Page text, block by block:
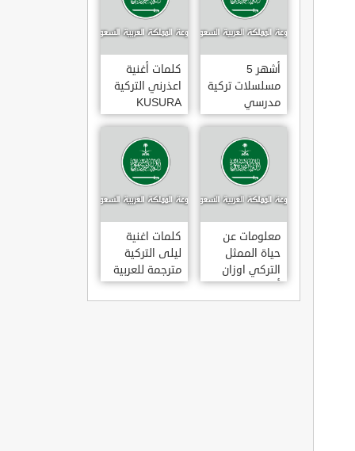
أشهر 5
مسلسلات تركية
مدرسي
رومانسي و
كوميدي و
درامي مدبلج.
في تركيا
كلمات أغنية
اعذرني التركية
KUSURA
BAKMA
مترجمة للعربية
غناء المطربة
سيزن أكسو
SEZEN AKSU
معلومات عن
حياة الممثل
التركي اوزان
أكبابا OZAN
AKBABA
كلمات اغنية
ليلى التركية
مترجمة للعربية
غناء المطرب
مراد دالكليليتش